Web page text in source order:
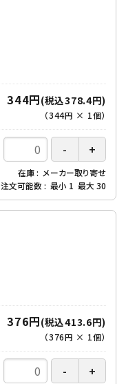
344円(税込378.4円)
（344円 × 1個）
在庫
メーカー取り寄せ
注文可能数
最小 1 最大 30
376円(税込413.6円)
（376円 × 1個）